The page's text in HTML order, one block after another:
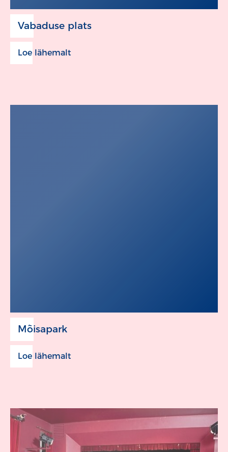
Vabaduse plats
Loe lähemalt
Mõisapark
Loe lähemalt